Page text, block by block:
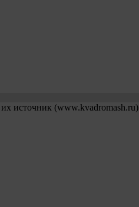
источник (www.kvadromash.ru)